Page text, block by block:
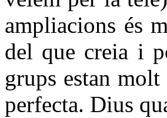
ampliacions és
del que creia i
grups estan
perfecta. Dius